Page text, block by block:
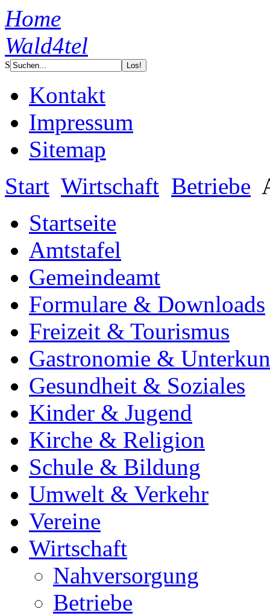
Home
Wald4tel
S
Kontakt
Impressum
Sitemap
Start Wirtschaft Betriebe
Startseite
Amtstafel
Gemeindeamt
Formulare & Downloads
Freizeit & Tourismus
Gastronomie &
Gesundheit & Soziales
Kinder & Jugend
Kirche & Religion
Schule & Bildung
Umwelt & Verkehr
Vereine
Wirtschaft
Nahversorgung
Betriebe